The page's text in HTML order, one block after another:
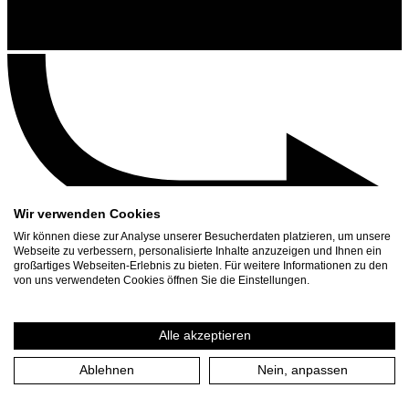
Contact
Press Download
Wir verwenden Cookies
Wir können diese zur Analyse unserer Besucherdaten platzieren, um unsere
Webseite zu verbessern, personalisierte Inhalte anzuzeigen und Ihnen ein
großartiges Webseiten-Erlebnis zu bieten. Für weitere Informationen zu den
von uns verwendeten Cookies öffnen Sie die Einstellungen.
Alle akzeptieren
Ablehnen Nein, anpassen